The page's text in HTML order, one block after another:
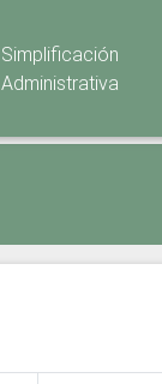
Simplificación
Administrativa